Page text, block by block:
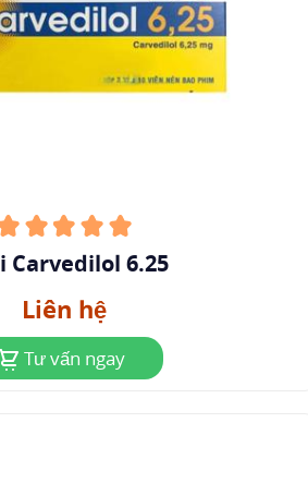
khác: Theo dõi cẩn thận
cần thiết ở những bệnh nhân
thời với thuốc chẹn kênh calci
bằng thuốc chẹn beta có thể
áp mạnh và blốc nhĩ thất.
: Ở những bệnh nhân mắc
bắt đầu sử dụng một tác
khi sử dụng bất kỳ tác
alpha và beta, nhưng không
việc sử dụng carvedilol trong
Carvedilol 6.25
Liên hệ
Tư vấn ngay